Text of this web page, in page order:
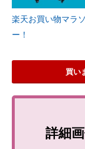
楽天お買い物マラ
ー！
買い
詳細